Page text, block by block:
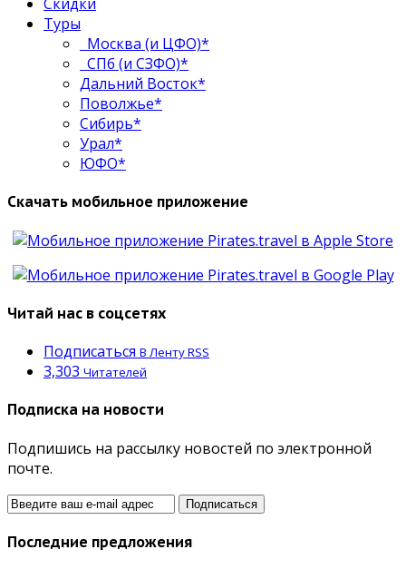
Туры
Москва (и ЦФО)*
СПб (и СЗФО)*
Дальний Восток*
Поволжье*
Сибирь*
Урал*
ЮФО*
Скачать мобильное приложение
Читай нас в соцсетях
Подписаться В Ленту RSS
3,303 Читателей
Подписка на новости
Подпишись на рассылку новостей по электронной
почте.
Последние предложения